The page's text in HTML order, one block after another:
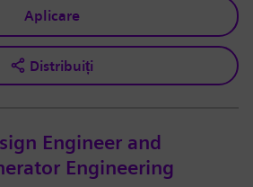
Aplicare
Distribuiți
Engineer and
Engineering